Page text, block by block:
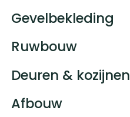
Gevelbekleding
Ruwbouw
Deuren & kozijnen
Afbouw